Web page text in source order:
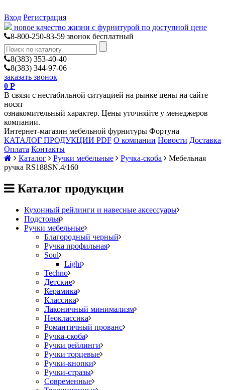
Вход Регистрация
новое качество жизни с фурнитурой по доступной цене
8-800-250-83-59 звонок бесплатный
8(383) 353-40-40
8(383) 344-97-06
заказать звонок
0 Р
В связи с нестабильной ситуацией на рынке цены на сайте
носят
ознакомительный характер. Цены уточняйте у менеджеров
компании.
Интернет-магазин мебельной фурнитуры Фортуна
КАТАЛОГ ПРОДУКЦИИ PDF О компании Новости Доставка
Оплата Контакты
Каталог
Ручки мебельные Ручка-скоба
Мебельная
ручка RS188SN.4/160
Каталог продукции
Кухонный рейлинги и навесные аксессуары
Подстолья
Ручки мебельные
Благородный черный
Ручка профильная
Soul
Light
Techno
Детские
Керамика
Классика
Лаконичный минимализм
Неоклассика
Романтичный прованс
Ручка-скоба
Ручки рейлинги
Ручки торцевые
Ручки-кнопки
Ручки-стразы
Современные